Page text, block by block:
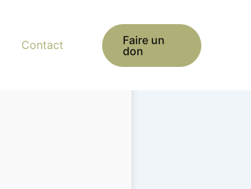
Contact
Faire un
don